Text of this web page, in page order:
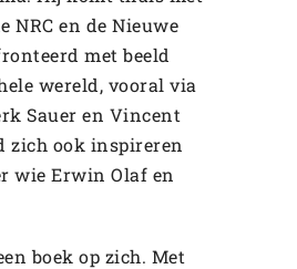
en de Nieuwe
met beeld
wereld, vooral via
Sauer en Vincent
zich ook inspireren
wie Erwin Olaf en
boek op zich. Met